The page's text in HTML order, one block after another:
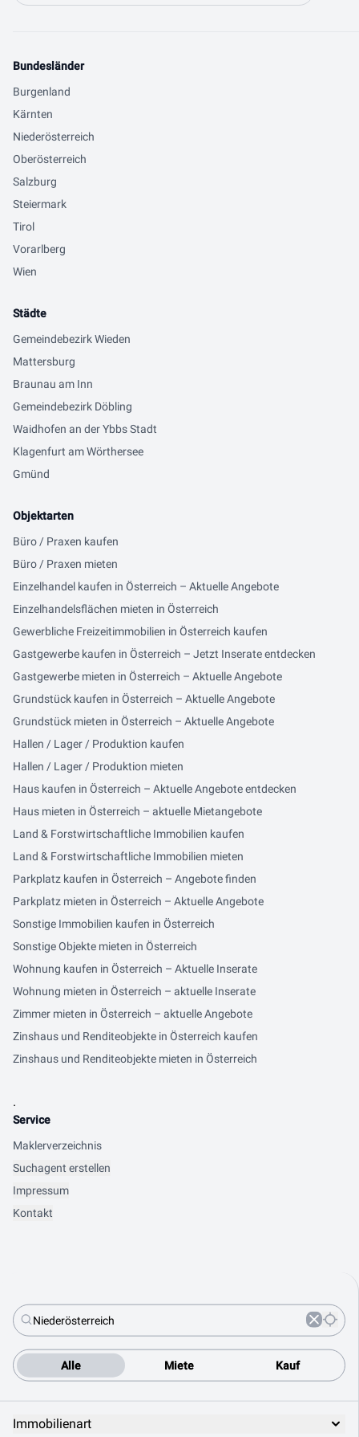
Alle Miete Kauf
Immobilienart
Bundesländer
Burgenland
Kärnten
Niederösterreich
Oberösterreich
Salzburg
Steiermark
Tirol
Vorarlberg
Wien
Städte
Gemeindebezirk Wieden
Mattersburg
Braunau am Inn
Gemeindebezirk Döbling
Waidhofen an der Ybbs Stadt
Klagenfurt am Wörthersee
Gmünd
Objektarten
Büro / Praxen kaufen
Büro / Praxen mieten
Einzelhandel kaufen in Österreich – Aktuelle Angebote
Einzelhandelsflächen mieten in Österreich
Gewerbliche Freizeitimmobilien in Österreich kaufen
Gastgewerbe kaufen in Österreich – Jetzt Inserate entdecken
Gastgewerbe mieten in Österreich – Aktuelle Angebote
Grundstück kaufen in Österreich – Aktuelle Angebote
Grundstück mieten in Österreich – Aktuelle Angebote
Hallen / Lager / Produktion kaufen
Hallen / Lager / Produktion mieten
Haus kaufen in Österreich – Aktuelle Angebote entdecken
Haus mieten in Österreich – aktuelle Mietangebote
Land & Forstwirtschaftliche Immobilien kaufen
Land & Forstwirtschaftliche Immobilien mieten
Parkplatz kaufen in Österreich – Angebote finden
Parkplatz mieten in Österreich – Aktuelle Angebote
Sonstige Immobilien kaufen in Österreich
Sonstige Objekte mieten in Österreich
Wohnung kaufen in Österreich – Aktuelle Inserate
Wohnung mieten in Österreich – aktuelle Inserate
Zimmer mieten in Österreich – aktuelle Angebote
Zinshaus und Renditeobjekte in Österreich kaufen
Zinshaus und Renditeobjekte mieten in Österreich
.
Service
Maklerverzeichnis
Suchagent erstellen
Impressum
Kontakt